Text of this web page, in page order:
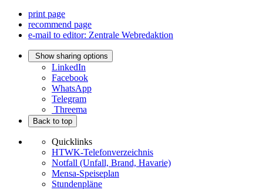
print page
recommend page
e-mail to editor: Zentrale Webredaktion
Show sharing options
LinkedIn
Facebook
WhatsApp
Telegram
Threema
Back to top
Quicklinks
HTWK-Telefonverzeichnis
Notfall (Unfall, Brand, Havarie)
Mensa-Speiseplan
Stundenpläne